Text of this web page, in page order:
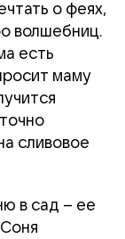
о феях,
волшебниц.
есть
маму
сливовое
в сад – ее